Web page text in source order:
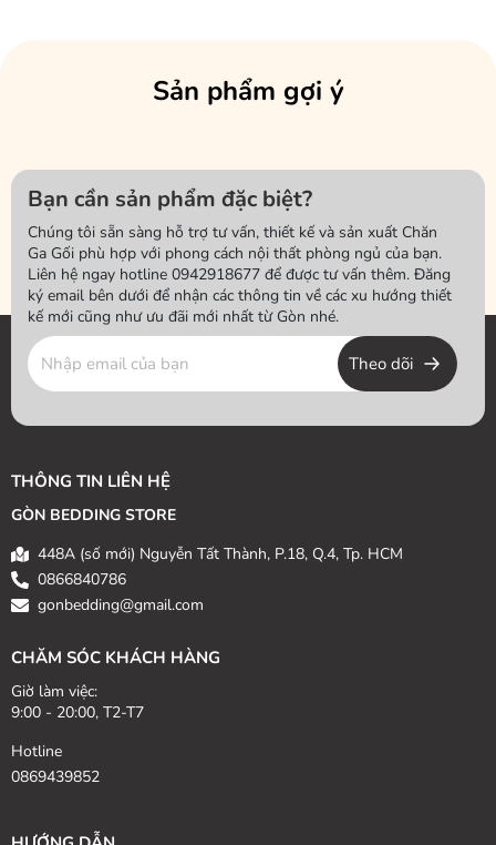
Sản phẩm gợi ý
Bạn cần sản phẩm đặc biệt?
Chúng tôi sẵn sàng hỗ trợ tư vấn, thiết kế và sản xuất Chăn
Ga Gối phù hợp với phong cách nội thất phòng ngủ của bạn.
Liên hệ ngay hotline 0942918677 để được tư vấn thêm. Đăng
ký email bên dưới để nhận các thông tin về các xu hướng thiết
kế mới cũng như ưu đãi mới nhất từ Gòn nhé.
Theo dõi
THÔNG TIN LIÊN HỆ
GÒN BEDDING STORE
448A (số mới) Nguyễn Tất Thành, P.18, Q.4, Tp. HCM
0866840786
gonbedding@gmail.com
CHĂM SÓC KHÁCH HÀNG
Giờ làm việc:
9:00 - 20:00, T2-T7
Hotline
0869439852